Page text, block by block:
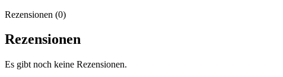
Rezensionen (0)
Rezensionen
Es gibt noch keine Rezensionen.